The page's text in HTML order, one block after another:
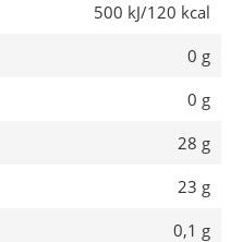
500 kJ/120 kcal
0 g
0 g
28 g
23 g
0,1 g